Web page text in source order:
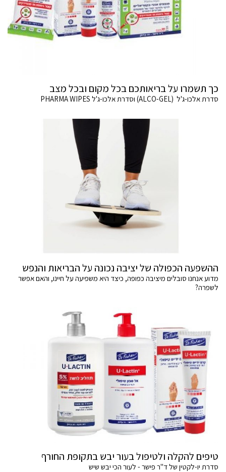
כך תשמרו על בריאותכם בכל מקום ובכל מצב
סדרת אלכו-ג'ל (ALCO-GEL) וסדרת אלכו-ג'ל PHARMA WIPES
ההשפעה הכפולה של יציבה נכונה על הבריאות והנפש
מדוע אנחנו סובלים מיציבה כפופה, כיצד היא משפיעה על חיינו, והאם אפשר
לשפרה?
טיפים להקלה ולטיפול בעור יבש בתקופת החורף
סדרת יו-לקטין של ד"ר פישר - לעור הכי יבש שיש